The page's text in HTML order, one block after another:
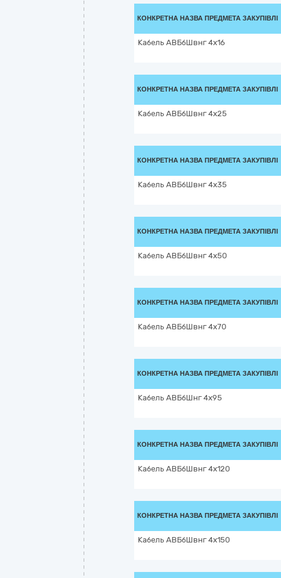
КОНКРЕТНА НАЗВА ПРЕДМЕТА ЗАКУПІВЛІ
Кабель АВБбШвнг 4х16
КОНКРЕТНА НАЗВА ПРЕДМЕТА ЗАКУПІВЛІ
Кабель АВБбШвнг 4х25
КОНКРЕТНА НАЗВА ПРЕДМЕТА ЗАКУПІВЛІ
Кабель АВБбШвнг 4х35
КОНКРЕТНА НАЗВА ПРЕДМЕТА ЗАКУПІВЛІ
Кабель АВБбШвнг 4х50
КОНКРЕТНА НАЗВА ПРЕДМЕТА ЗАКУПІВЛІ
Кабель АВБбШвнг 4х70
КОНКРЕТНА НАЗВА ПРЕДМЕТА ЗАКУПІВЛІ
Кабель АВБбШнг 4х95
КОНКРЕТНА НАЗВА ПРЕДМЕТА ЗАКУПІВЛІ
Кабель АВБбШвнг 4х120
КОНКРЕТНА НАЗВА ПРЕДМЕТА ЗАКУПІВЛІ
Кабель АВБбШвнг 4х150